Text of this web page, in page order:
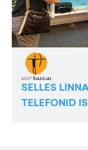
SELLES
TELEFONID